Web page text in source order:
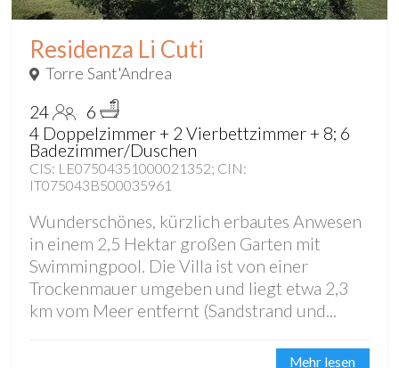
Residenza Li Cuti
Torre Sant'Andrea
24
6
4 Doppelzimmer + 2 Vierbettzimmer + 8; 6
Badezimmer/Duschen
CIS: LE07504351000021352; CIN:
IT075043B500035961
Wunderschönes, kürzlich erbautes Anwesen
in einem 2,5 Hektar großen Garten mit
Swimmingpool. Die Villa ist von einer
Trockenmauer umgeben und liegt etwa 2,3
km vom Meer entfernt (Sandstrand und...
Mehr lesen